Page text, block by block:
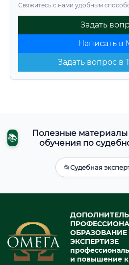
Свяжитесь с нами удобным
Задать
Написать в
Задать вопрос в
📚
Полезные
обучения по
📂Судебная
ЭКСПЕРТИЗЕ
и повышение